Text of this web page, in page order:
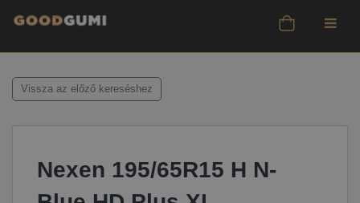
Vissza az előző kereséshez
Nexen 195/65R15 H N-